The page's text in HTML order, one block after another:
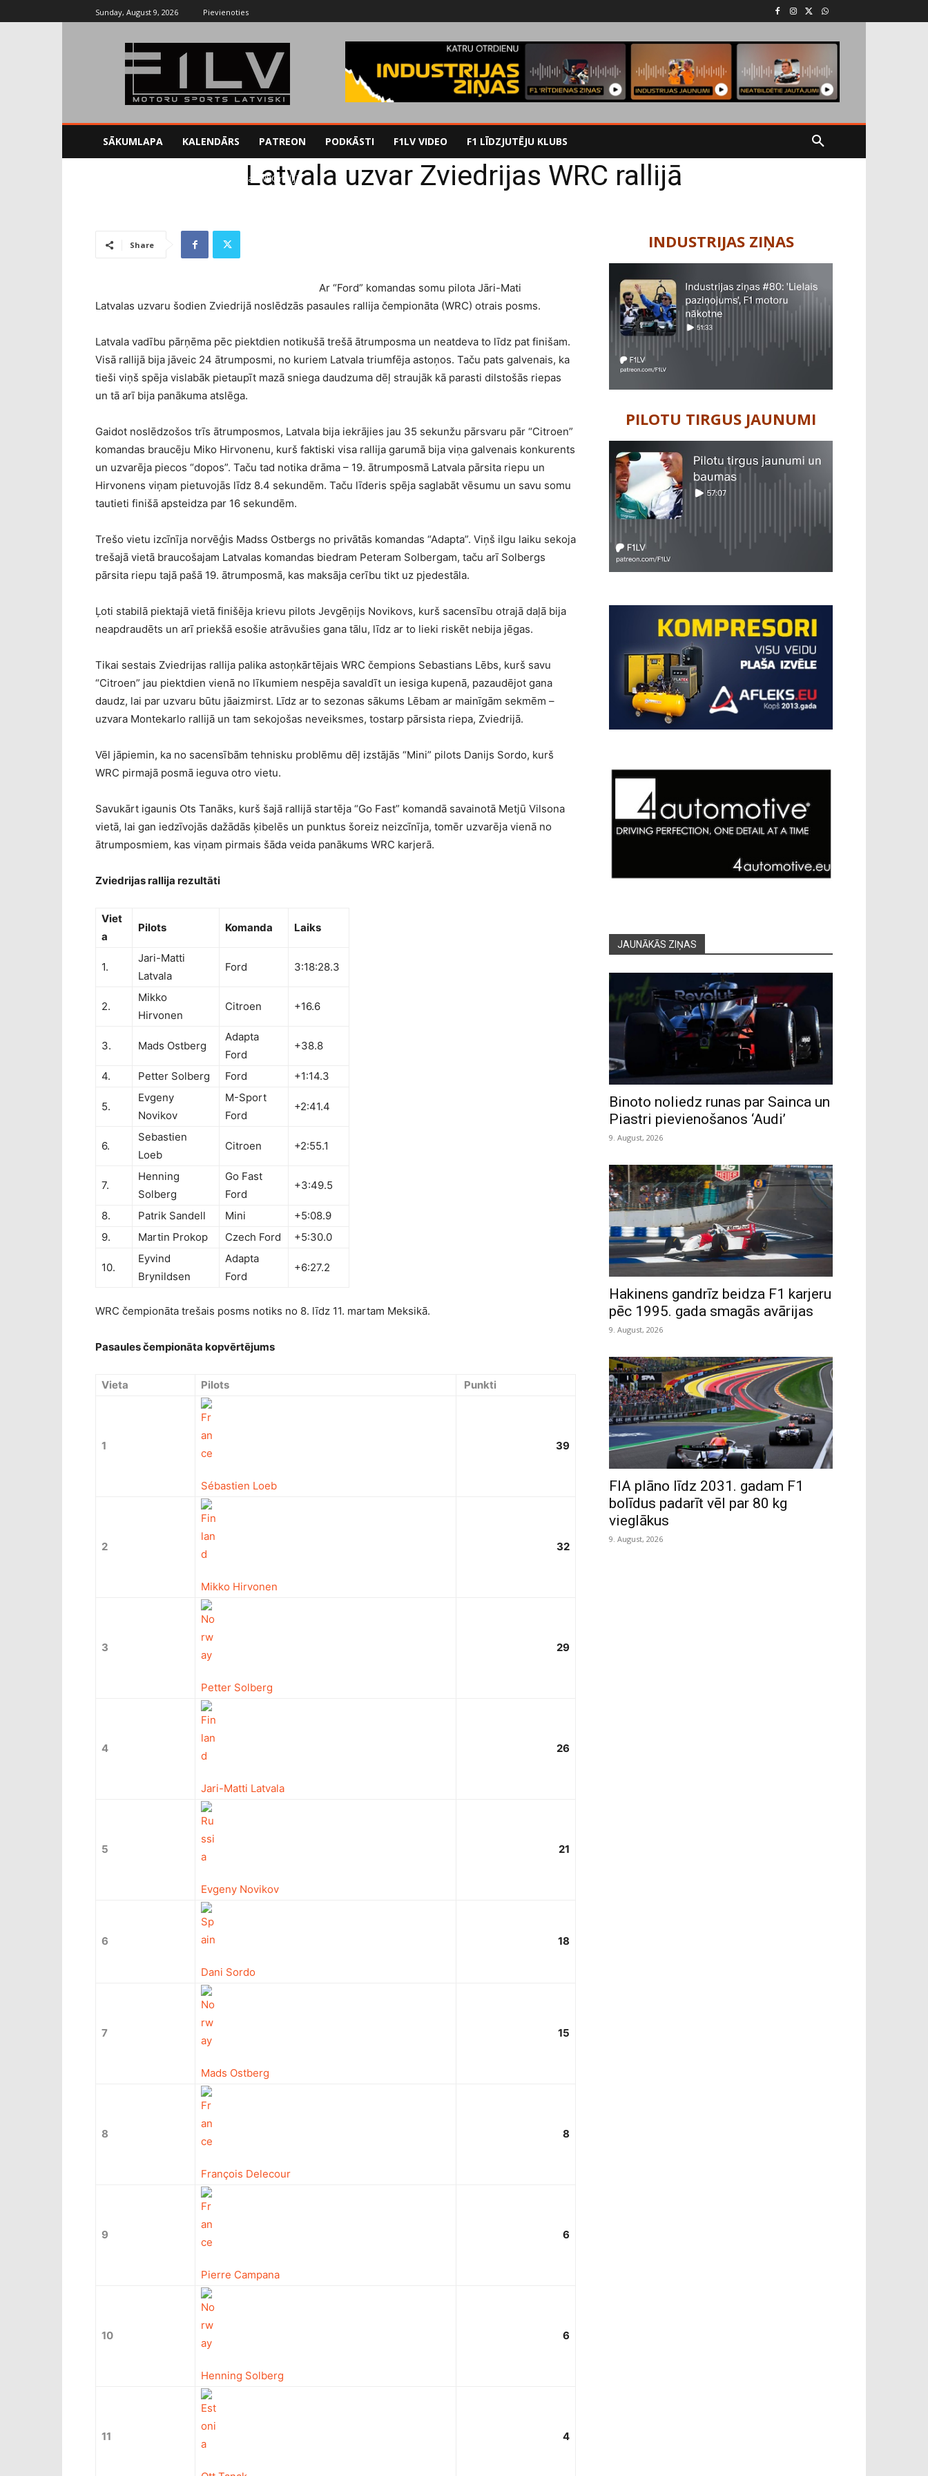
Sunday, August 9, 2026 Pievienoties
SĀKUMLAPA KALENDĀRS PATREON PODKĀSTI F1LV VIDEO F1 LĪDZJUTĒJU KLUBS
Latvala uzvar Zviedrijas WRC rallijāLatvala uzvar Zviedrijas WRC rallijā
Share
Ar “Ford” komandas somu pilota Jāri-Mati
Latvalas uzvaru šodien Zviedrijā noslēdzās pasaules rallija čempionāta (WRC) otrais posms.
Latvala vadību pārņēma pēc piektdien notikušā trešā ātrumposma un neatdeva to līdz pat finišam.
Visā rallijā bija jāveic 24 ātrumposmi, no kuriem Latvala triumfēja astoņos. Taču pats galvenais, ka
tieši viņš spēja vislabāk pietaupīt mazā sniega daudzuma dēļ straujāk kā parasti dilstošās riepas
un tā arī bija panākuma atslēga.
Gaidot noslēdzošos trīs ātrumposmos, Latvala bija iekrājies jau 35 sekunžu pārsvaru pār “Citroen”
komandas braucēju Miko Hirvonenu, kurš faktiski visa rallija garumā bija viņa galvenais konkurents
un uzvarēja piecos “dopos”. Taču tad notika drāma – 19. ātrumposmā Latvala pārsita riepu un
Hirvonens viņam pietuvojās līdz 8.4 sekundēm. Taču līderis spēja saglabāt vēsumu un savu somu
tautieti finišā apsteidza par 16 sekundēm.
Trešo vietu izcīnīja norvēģis Madss Ostbergs no privātās komandas “Adapta”. Viņš ilgu laiku sekoja
trešajā vietā braucošajam Latvalas komandas biedram Peteram Solbergam, taču arī Solbergs
pārsita riepu tajā pašā 19. ātrumposmā, kas maksāja cerību tikt uz pjedestāla.
Ļoti stabilā piektajā vietā finišēja krievu pilots Jevgēņijs Novikovs, kurš sacensību otrajā daļā bija
neapdraudēts un arī priekšā esošie atrāvušies gana tālu, līdz ar to lieki riskēt nebija jēgas.
Tikai sestais Zviedrijas rallija palika astoņkārtējais WRC čempions Sebastians Lēbs, kurš savu
“Citroen” jau piektdien vienā no līkumiem nespēja savaldīt un iesiga kupenā, pazaudējot gana
daudz, lai par uzvaru būtu jāaizmirst. Līdz ar to sezonas sākums Lēbam ar mainīgām sekmēm –
uzvara Montekarlo rallijā un tam sekojošas neveiksmes, tostarp pārsista riepa, Zviedrijā.
Vēl jāpiemin, ka no sacensībām tehnisku problēmu dēļ izstājās “Mini” pilots Danijs Sordo, kurš
WRC pirmajā posmā ieguva otro vietu.
Savukārt igaunis Ots Tanāks, kurš šajā rallijā startēja “Go Fast” komandā savainotā Metjū Vilsona
vietā, lai gan iedzīvojās dažādās ķibelēs un punktus šoreiz neizcīnīja, tomēr uzvarēja vienā no
ātrumposmiem, kas viņam pirmais šāda veida panākums WRC karjerā.
Zviedrijas rallija rezultāti
Viet
a
Pilots Komanda Laiks
1.
Jari-Matti
Latvala
Ford 3:18:28.3
2.
Mikko
Hirvonen
Citroen +16.6
3. Mads Ostberg
Adapta
Ford
+38.8
4. Petter Solberg Ford +1:14.3
5.
Evgeny
Novikov
M-Sport
Ford
+2:41.4
6.
Sebastien
Loeb
Citroen +2:55.1
7.
Henning
Solberg
Go Fast
Ford
+3:49.5
8. Patrik Sandell Mini
+5:08.9
9.
Martin Prokop Czech Ford +5:30.0
10.
Eyvind
Brynildsen
Adapta
Ford
+6:27.2
WRC čempionāta trešais posms notiks no 8. līdz 11. martam Meksikā.
Pasaules čempionāta kopvērtējums
Vieta Pilots Punkti
1
Sébastien Loeb
39
2
Mikko Hirvonen
32
3
Petter Solberg
29
4
Jari-Matti Latvala
26
5
Evgeny Novikov
21
6
Dani Sordo
18
7
Mads Ostberg
15
8
François Delecour
8
9
Pierre Campana
6
10
Henning Solberg
6
11 4
INDUSTRIJAS ZIŅAS
PILOTU TIRGUS JAUNUMI
JAUNĀKĀS ZIŅAS
Binoto noliedz runas par Sainca un
Piastri pievienošanos ‘Audi’
9. August, 2026
Hakinens gandrīz beidza F1 karjeru
pēc 1995. gada smagās avārijas
9. August, 2026
FIA plāno līdz 2031. gadam F1
bolīdus padarīt vēl par 80 kg
vieglākus
9. August, 2026